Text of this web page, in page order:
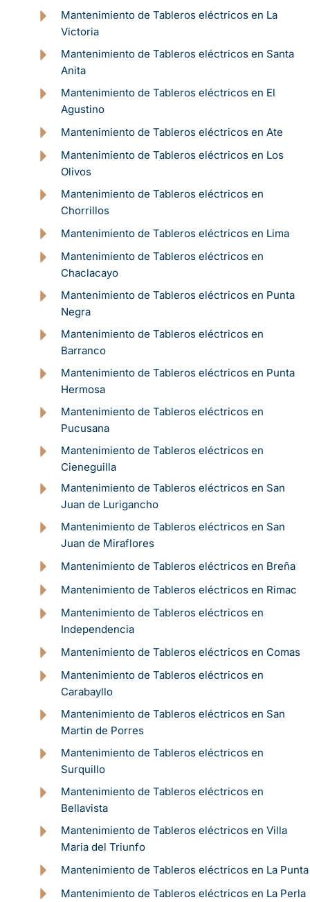
Mantenimiento de Tableros eléctricos en La
Victoria
Mantenimiento de Tableros eléctricos en Santa
Anita
Mantenimiento de Tableros eléctricos en El
Agustino
Mantenimiento de Tableros eléctricos en Ate
Mantenimiento de Tableros eléctricos en Los
Olivos
Mantenimiento de Tableros eléctricos en
Chorrillos
Mantenimiento de Tableros eléctricos en Lima
Mantenimiento de Tableros eléctricos en
Chaclacayo
Mantenimiento de Tableros eléctricos en Punta
Negra
Mantenimiento de Tableros eléctricos en
Barranco
Mantenimiento de Tableros eléctricos en Punta
Hermosa
Mantenimiento de Tableros eléctricos en
Pucusana
Mantenimiento de Tableros eléctricos en
Cieneguilla
Mantenimiento de Tableros eléctricos en San
Juan de Lurigancho
Mantenimiento de Tableros eléctricos en San
Juan de Miraflores
Mantenimiento de Tableros eléctricos en Breña
Mantenimiento de Tableros eléctricos en Rimac
Mantenimiento de Tableros eléctricos en
Independencia
Mantenimiento de Tableros eléctricos en Comas
Mantenimiento de Tableros eléctricos en
Carabayllo
Mantenimiento de Tableros eléctricos en San
Martin de Porres
Mantenimiento de Tableros eléctricos en
Surquillo
Mantenimiento de Tableros eléctricos en
Bellavista
Mantenimiento de Tableros eléctricos en Villa
Maria del Triunfo
Mantenimiento de Tableros eléctricos en La Punta
Mantenimiento de Tableros eléctricos en La Perla